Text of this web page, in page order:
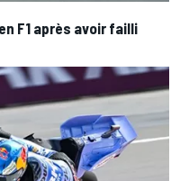
F1 après avoir failli